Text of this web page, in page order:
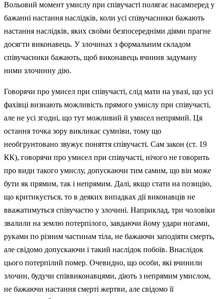
Вольовий момент умислу при співучасті полягає насамперед у
бажанні настання наслідків, коли усі співучасники бажають
настання наслідків, яких своїми безпосередніми діями прагне
досягти виконавець. У злочинах з формальним складом
співучасники бажають, щоб викона­вець вчинив задуману
ними злочинну дію.
Говорячи про умисел при співучасті, слід мати на увазі, що усі
фахівці визнають можливість прямого умислу при співучасті,
але не усі згодні, що тут можливий й умисел непрямий. Ця
остання точка зору викликає сумніви, тому що
необгрунтовано звужує поняття співучасті. Сам закон (ст. 19
КК), говорячи про уми­сел при співучасті, нічого не говорить
про види такого умислу, допускаю­чи тим самим, що він може
бути як прямим, так і непрямим. Далі, якщо стати на позицію,
що критикується, то в деяких випадках дії виконавців не
вважатимуться співучастю у злочині. Наприклад, три чоловіки
звалили на землю потерпілого, завдаючи йому удари ногами,
руками по різним частинам тіла, не бажаючи заподіяти смерть,
але свідо­мо допускаючи і такий наслідок побоїв. Внаслідок
цього потерпілий помер. Очевидно, що особи, які вчинили
злочин, будучи співвиконавцями, діють з непрямим умислом,
не бажаючи настання смерті жертви, але свідомо її